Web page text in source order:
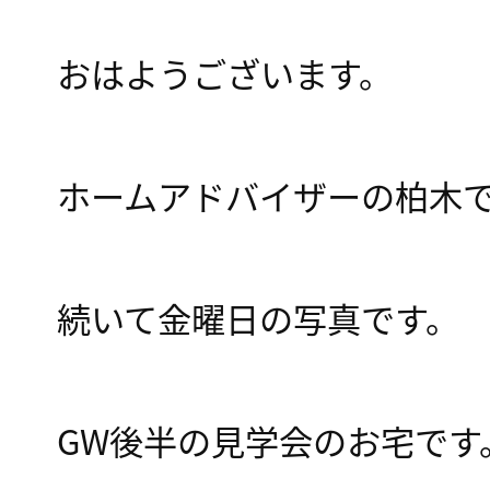
おはようございます。
ホームアドバイザーの柏木で
続いて金曜日の写真です。
GW後半の見学会のお宅です。